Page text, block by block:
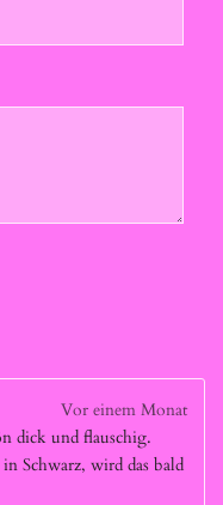
Vor einem Monat
dick und flauschig.
Schwarz, wird das bald